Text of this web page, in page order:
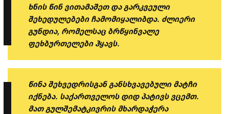
ხნის წინ ვითამაშეთ და გარკვეული
შეხედულებები ჩამომიყალიბდა. ძლიერი
გუნდია, რომელსაც ბრწყინვალე
ფეხბურთელები ჰყავს.
წინა შეხვედრისგან განსხვავებული მატჩი
იქნება. საქართველოს დიდ პატივს ვცემთ.
მათ გულშემატკივრის მხარდაჭერა